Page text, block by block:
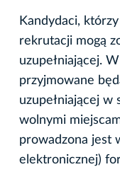
Kandydaci,
rekrutacji mogą
uzupełniającej.
przyjmowane
uzupełniającej w
wolnymi
prowadzona jest
elektronicznej)